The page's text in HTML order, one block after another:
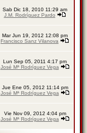
Sab Dic 18, 2010 11:29 am
J.M. Rodríguez Pardo
Mar Jun 19, 2012 12:08 pm
Francisco Sanz Vilanova
Lun Sep 05, 2011 4:17 pm
José Mª Rodríguez Vega
Jue Ene 05, 2012 11:14 pm
José Mª Rodríguez Vega
Vie Nov 09, 2012 4:04 pm
José Mª Rodríguez Vega